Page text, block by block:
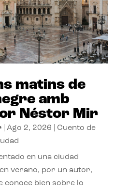
matins de
amb
Néstor Mir
| Ago 2, 2026
Cuento de
en una ciudad
verano, por un autor,
conoce bien sobre lo